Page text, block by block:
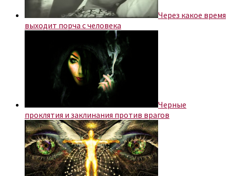
Через какое время
выходит порча с человека
Черные
проклятия и заклинания против врагов